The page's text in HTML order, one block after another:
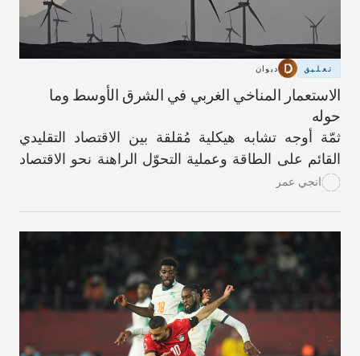
تعليق ديوان
الاستعمار المناخي الغربي في الشرق الأوسط وما
حوله
ثمّة أوجه تشابه هيكلية مُقلقة بين الاقتصاد التقليدي
القائم على الطاقة وعملية التحوّل الراهنة نحو الاقتصاد
الأخضر.انجي عمر